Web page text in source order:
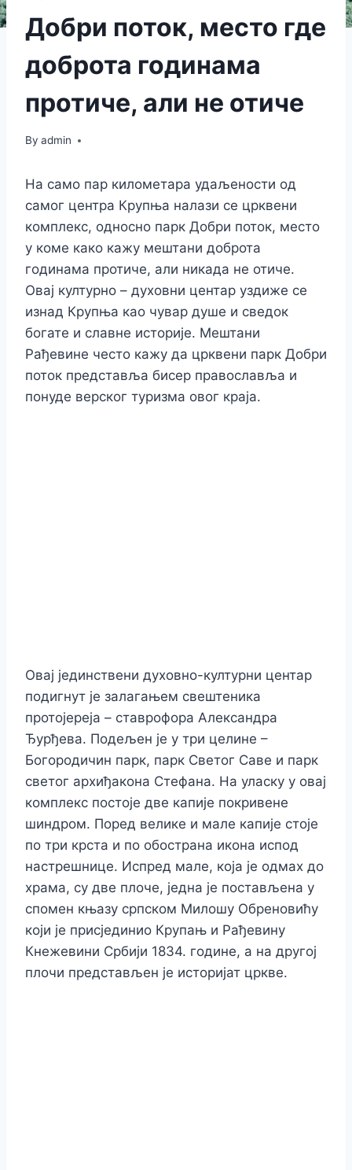
Добри поток, место где
доброта годинама
протиче, али не отиче
By admin
На само пар километара удаљености од
самог центра Крупња налази се црквени
комплекс, односно парк Добри поток, место
у коме како кажу мештани доброта
годинама протиче, али никада не отиче.
Овај културно – духовни центар уздиже се
изнад Крупња као чувар душе и сведок
богате и славне историје. Мештани
Рађевине често кажу да црквени парк Добри
поток представља бисер православља и
понуде верског туризма овог краја.
Овај јединствени духовно-културни центар
подигнут је залагањем свештеника
протојереја – ставрофора Александра
Ђурђева. Подељен је у три целине –
Богородичин парк, парк Светог Саве и парк
светог архиђакона Стефана. На уласку у овај
комплекс постоје две капије покривене
шиндром. Поред велике и мале капије стоје
по три крста и по обострана икона испод
настрешнице. Испред мале, која је одмах до
храма, су две плоче, једна је постављена у
спомен књазу српском Милошу Обреновићу
који је присјединио Крупањ и Рађевину
Кнежевини Србији 1834. године, а на другој
плочи представљен је историјат цркве.